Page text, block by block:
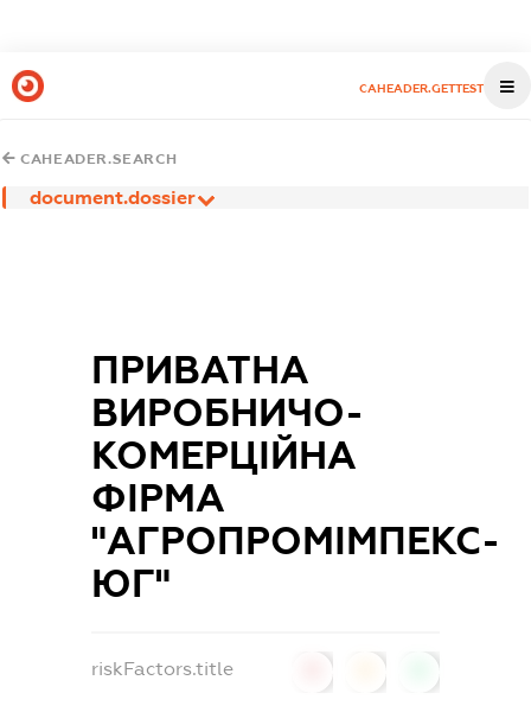
CAHEADER.GETTEST
CAHEADER.SEARCH
document.dossier
ПРИВАТНА
ВИРОБНИЧО-
КОМЕРЦІЙНА
ФІРМА
"АГРОПРОМІМПЕКС-
ЮГ"
riskFactors.title